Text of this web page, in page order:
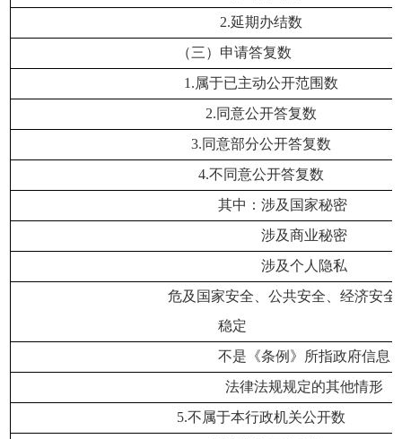
2.延期办结数
（三）申请答复数
1.属于已主动公开范围数
2.同意公开答复数
3.同意部分公开答复数
4.不同意公开答复数
其中：涉及国家秘密
涉及商业秘密
涉及个人隐私
危及国家安全、公共安全、经济安全和
稳定
不是《条例》所指政府信息
法律法规规定的其他情形
5.不属于本行政机关公开数